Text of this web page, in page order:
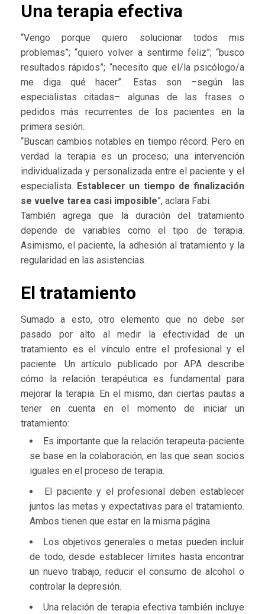
Una terapia efectiva
“Vengo porque quiero solucionar todos mis
problemas”; “quiero volver a sentirme feliz”; “busco
resultados rápidos”; “necesito que el/la psicólogo/a
me diga qué hacer”. Estas son –según las
especialistas citadas– algunas de las frases o
pedidos más recurrentes de los pacientes en la
primera sesión.
“Buscan cambios notables en tiempo récord. Pero en
verdad la terapia es un proceso; una intervención
individualizada y personalizada entre el paciente y el
especialista. Establecer un tiempo de finalización
se vuelve tarea casi imposible”, aclara Fabi.
También agrega que la duración del tratamiento
depende de variables como el tipo de terapia.
Asimismo, el paciente, la adhesión al tratamiento y la
regularidad en las asistencias.
El tratamiento
Sumado a esto, otro elemento que no debe ser
pasado por alto al medir la efectividad de un
tratamiento es el vínculo entre el profesional y el
paciente. Un artículo publicado por APA describe
cómo la relación terapéutica es fundamental para
mejorar la terapia. En el mismo, dan ciertas pautas a
tener en cuenta en el momento de iniciar un
tratamiento:
Es importante que la relación terapeuta-paciente
se base en la colaboración, en las que sean socios
iguales en el proceso de terapia.
El paciente y el profesional deben establecer
juntos las metas y expectativas para el tratamiento.
Ambos tienen que estar en la misma página.
Los objetivos generales o metas pueden incluir
de todo, desde establecer límites hasta encontrar
un nuevo trabajo, reducir el consumo de alcohol o
controlar la depresión.
Una relación de terapia efectiva también incluye